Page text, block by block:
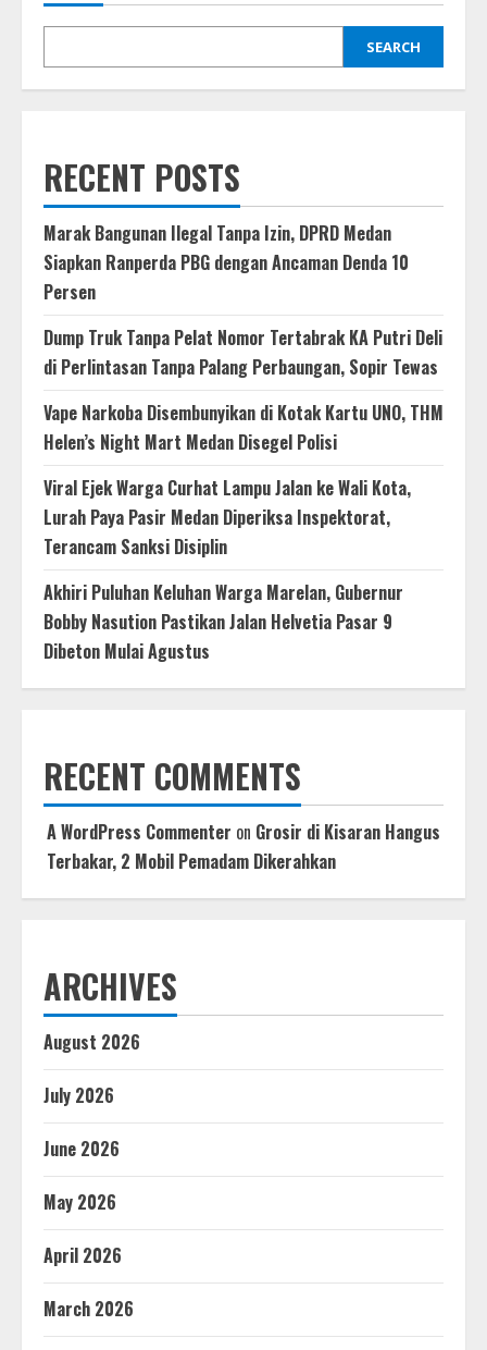
Satukan
Kembali
di
Langkat
SEARCH
RECENT POSTS
Marak Bangunan Ilegal Tanpa Izin, DPRD Medan
Siapkan Ranperda PBG dengan Ancaman Denda 10
Persen
Dump Truk Tanpa Pelat Nomor Tertabrak KA Putri Deli
di Perlintasan Tanpa Palang Perbaungan, Sopir Tewas
Vape Narkoba Disembunyikan di Kotak Kartu UNO, THM
Helen’s Night Mart Medan Disegel Polisi
Viral Ejek Warga Curhat Lampu Jalan ke Wali Kota,
Lurah Paya Pasir Medan Diperiksa Inspektorat,
Terancam Sanksi Disiplin
Akhiri Puluhan Keluhan Warga Marelan, Gubernur
Bobby Nasution Pastikan Jalan Helvetia Pasar 9
Dibeton Mulai Agustus
RECENT COMMENTS
A WordPress Commenter on Grosir di Kisaran Hangus
Terbakar, 2 Mobil Pemadam Dikerahkan
ARCHIVES
August 2026
July 2026
June 2026
May 2026
April 2026
March 2026